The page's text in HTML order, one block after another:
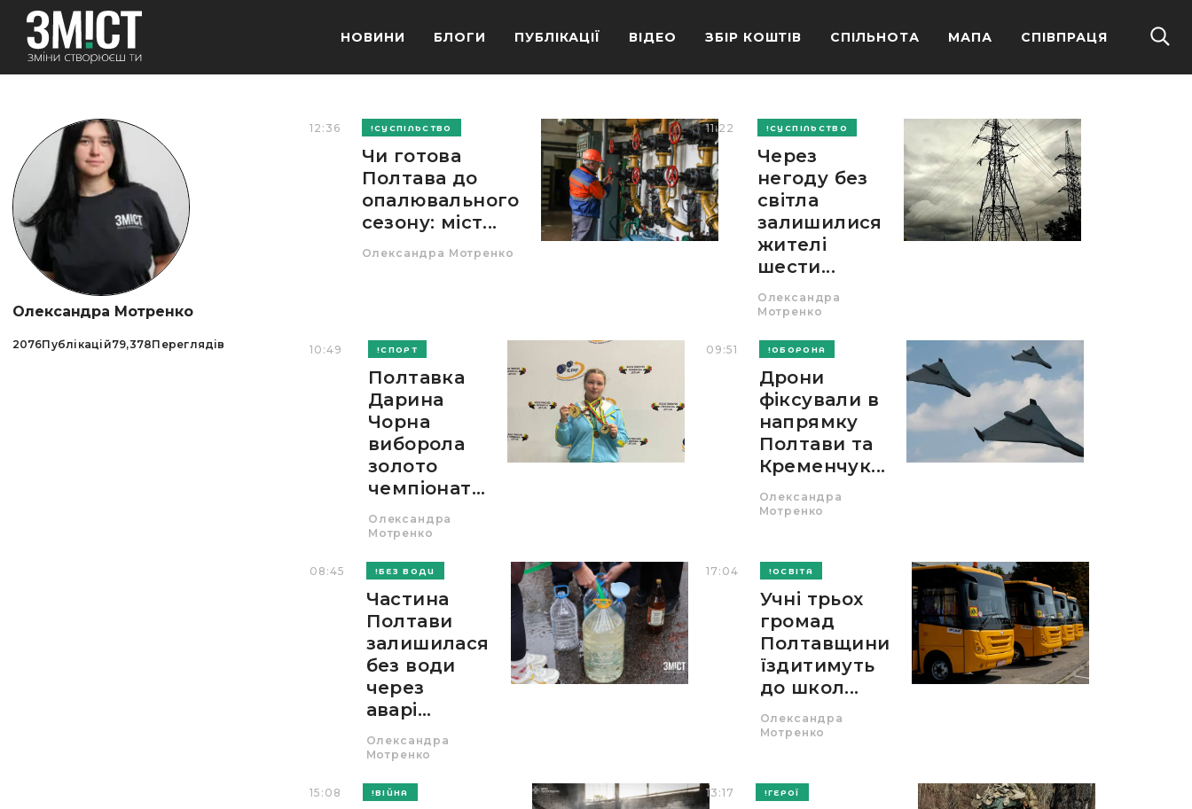
НОВИНИ БЛОГИ ПУБЛІКАЦІЇ ВІДЕО ЗБІР КОШТІВ СПІЛЬНОТА МАПА СПІВПРАЦЯ
Олександра Мотренко
2076Публікацій79,378Переглядів
12:36 СУСПІЛЬСТВО
Чи готова
Полтава до
опалювального
сезону: міст...
Олександра Мотренко
11:22 СУСПІЛЬСТВО
Через
негоду без
світла
залишилися
жителі
шести...
Олександра
Мотренко
10:49 СПОРТ
Полтавка
Дарина
Чорна
виборола
золото
чемпіонат...
Олександра
Мотренко
09:51 ОБОРОНА
Дрони
фіксували в
напрямку
Полтави та
Кременчук...
Олександра
Мотренко
08:45 БЕЗ ВОДИ
Частина
Полтави
залишилася
без води
через
аварі...
Олександра
Мотренко
17:04 ОСВІТА
Учні трьох
громад
Полтавщини
їздитимуть
до школ...
Олександра
Мотренко
15:08 ВІЙНА 13:17 ГЕРОЇ